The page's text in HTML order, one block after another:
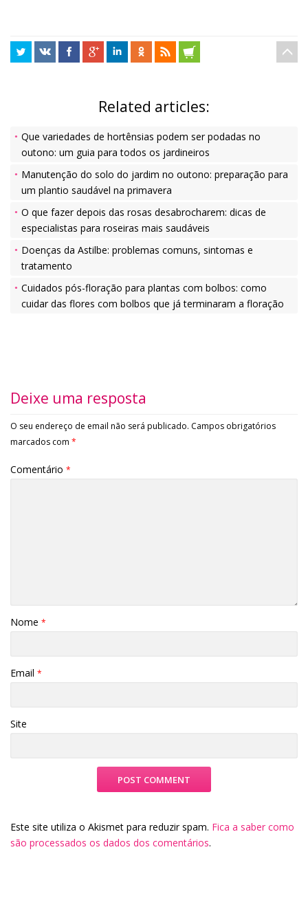
Related articles:
Que variedades de hortênsias podem ser podadas no
outono: um guia para todos os jardineiros
Manutenção do solo do jardim no outono: preparação para
um plantio saudável na primavera
O que fazer depois das rosas desabrocharem: dicas de
especialistas para roseiras mais saudáveis
Doenças da Astilbe: problemas comuns, sintomas e
tratamento
Cuidados pós-floração para plantas com bolbos: como
cuidar das flores com bolbos que já terminaram a floração
Deixe uma resposta
O seu endereço de email não será publicado. Campos obrigatórios
marcados com *
Comentário *
Nome *
Email *
Site
Este site utiliza o Akismet para reduzir spam. Fica a saber como
são processados os dados dos comentários.